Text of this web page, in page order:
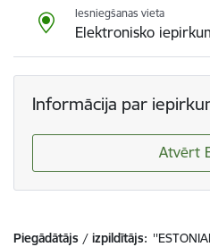
Iesniegšanas vieta
Elektronisko
Informācija par
Atvērt
Piegādātājs / izpildītājs: